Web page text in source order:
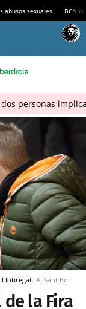
abusos sexuales BCN
personas
Llobregat Aj Sant Boi
la Fira